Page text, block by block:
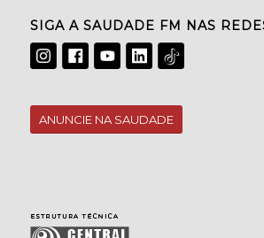
SIGA A SAUDADE FM NAS
ANUNCIE NA SAUDADE